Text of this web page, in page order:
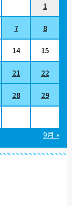
1
7 8
14 15
21 22
28 29
9月 »